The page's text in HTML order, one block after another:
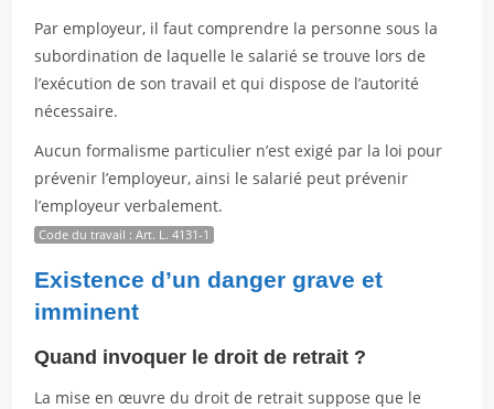
Par employeur, il faut comprendre la personne sous la
subordination de laquelle le salarié se trouve lors de
l’exécution de son travail et qui dispose de l’autorité
nécessaire.
Aucun formalisme particulier n’est exigé par la loi pour
prévenir l’employeur, ainsi le salarié peut prévenir
l’employeur verbalement.
Code du travail : Art. L. 4131-1
Existence d’un danger grave et
imminent
Quand invoquer le droit de retrait ?
La mise en œuvre du droit de retrait suppose que le